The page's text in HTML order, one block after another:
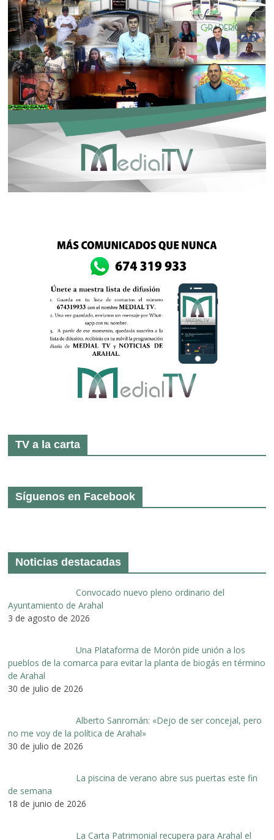
TV a la carta
Síguenos en Facebook
Noticias destacadas
Convocado nuevo pleno ordinario del
Ayuntamiento de Arahal
3 de agosto de 2026
Una Plataforma de Morón pide unión a los
pueblos de la comarca para evitar la planta de biogás en término
de Arahal
30 de julio de 2026
Alberto Sanromán: «Dejo de ser concejal, pero
no me voy de la política de Arahal»
30 de julio de 2026
La piscina de verano abre sus puertas este fin
de semana
18 de junio de 2026
La Carta Patrimonial recupera para Arahal el